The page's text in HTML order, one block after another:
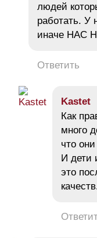
людей
работать. У
иначе НАС
Ответить
Kastet
Как
много
что
И дети
это